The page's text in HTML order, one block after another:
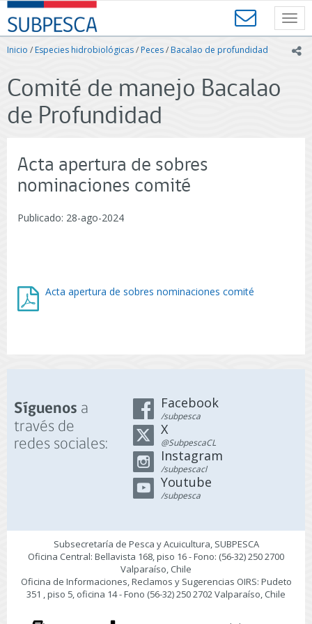
Contenido
principal
SUBPESCA
-
Subsecretaría
Acuicultura
-
Chile
Inicio /Especies hidrobiológicas/Peces/ Bacalao de profundidad
Comité de manejo Bacalao
de Profundidad
Acta apertura de sobres
nominaciones comité
Publicado: 28-ago-2024
Acta apertura de sobres nominaciones comité
Síguenos a
través de
redes sociales:
Facebook
/subpesca
X
@SubpescaCL
Instagram
/subpescacl
Youtube
/subpesca
Subsecretaría de Pesca y Acuicultura, SUBPESCA
Oficina Central: Bellavista 168, piso 16 - Fono: (56-32) 250 2700
Valparaíso, Chile
Oficina de Informaciones, Reclamos y Sugerencias OIRS: Pudeto
351 , piso 5, oficina 14 - Fono (56-32) 250 2702 Valparaíso, Chile